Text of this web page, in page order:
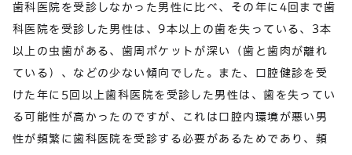
歯科医院を受診しなかった男性に比べ、その年に4回まで歯
科医院を受診した男性は、9本以上の歯を失っている、3本
以上の虫歯がある、歯周ポケットが深い（歯と歯肉が離れ
ている）、などの少ない傾向でした。また、口腔健診を受
けた年に5回以上歯科医院を受診した男性は、歯を失ってい
る可能性が高かったのですが、これは口腔内環境が悪い男
性が頻繁に歯科医院を受診する必要があるためであり、頻